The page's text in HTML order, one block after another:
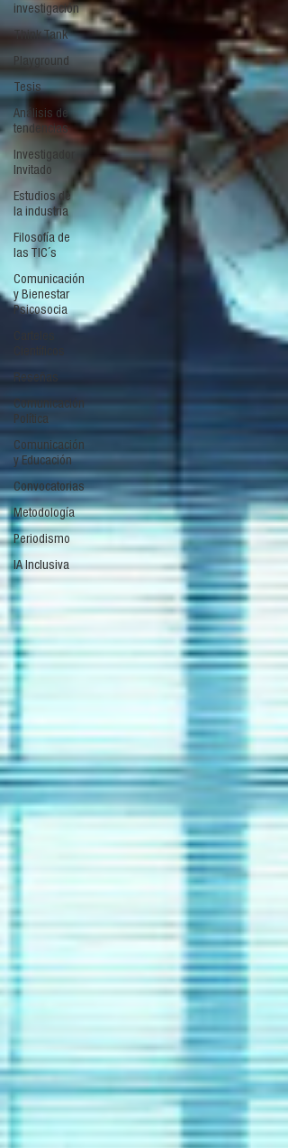
investigación
Think Tank
Playground
Tesis
Análisis de
tendencias
Investigador
Invitado
Estudios de
la industria
Filosofía de
las TIC´s
Comunicación
y Bienestar
Psicosocia
Científicos
Reseñas
Comunicación
Política
Comunicación
y Educación
Convocatorias
Metodología
Periodismo
IA Inclusiva